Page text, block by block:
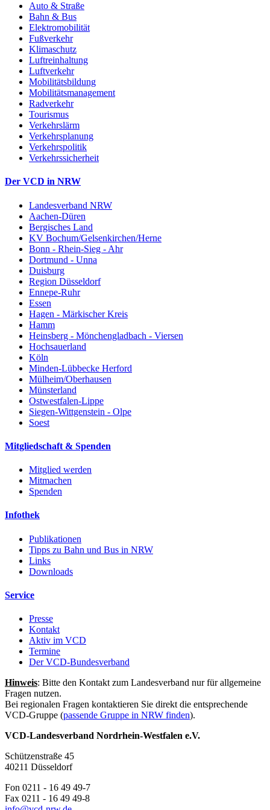
Auto & Straße
Bahn & Bus
Elektromobilität
Fußverkehr
Klimaschutz
Luftreinhaltung
Luftverkehr
Mobilitätsbildung
Mobilitätsmanagement
Radverkehr
Tourismus
Verkehrslärm
Verkehrsplanung
Verkehrspolitik
Verkehrssicherheit
Der VCD in NRW
Landesverband NRW
Aachen-Düren
Bergisches Land
KV Bochum/Gelsenkirchen/Herne
Bonn - Rhein-Sieg - Ahr
Dortmund - Unna
Duisburg
Region Düsseldorf
Ennepe-Ruhr
Essen
Hagen - Märkischer Kreis
Hamm
Heinsberg - Mönchengladbach - Viersen
Hochsauerland
Köln
Minden-Lübbecke Herford
Mülheim/Oberhausen
Münsterland
Ostwestfalen-Lippe
Siegen-Wittgenstein - Olpe
Soest
Mitgliedschaft & Spenden
Mitglied werden
Mitmachen
Spenden
Infothek
Publikationen
Tipps zu Bahn und Bus in NRW
Links
Downloads
Service
Presse
Kontakt
Aktiv im VCD
Termine
Der VCD-Bundesverband
Hinweis: Bitte den Kontakt zum Landesverband nur für allgemeine
Fragen nutzen.
Bei regionalen Fragen kontaktieren Sie direkt die entsprechende
VCD-Gruppe (passende Gruppe in NRW finden).
VCD-Landesverband Nordrhein-Westfalen e.V.
Schützenstraße 45
40211 Düsseldorf
Fon 0211 - 16 49 49-7
Fax 0211 - 16 49 49-8